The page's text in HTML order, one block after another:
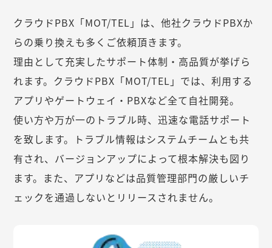
クラウドPBX「MOT/TEL」は、他社クラウドPBXか
らの乗り換えも多くご依頼頂きます。
理由として充実したサポート体制・高品質が挙げら
れます。クラウドPBX「MOT/TEL」では、利用する
アプリやゲートウェイ・PBXなど全て自社開発。
使い方や万が一のトラブル時、迅速な電話サポート
を致します。トラブル情報はシステムチームとも共
有され、バージョンアップによって根本解決も図り
ます。また、アプリなどは品質管理部門の厳しいチ
ェックを通過しないとリリースされません。